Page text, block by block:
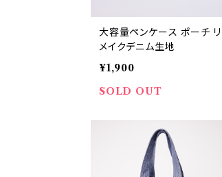
大容量ペンケース ポーチ リ
メイクデニム生地
¥1,900
SOLD OUT